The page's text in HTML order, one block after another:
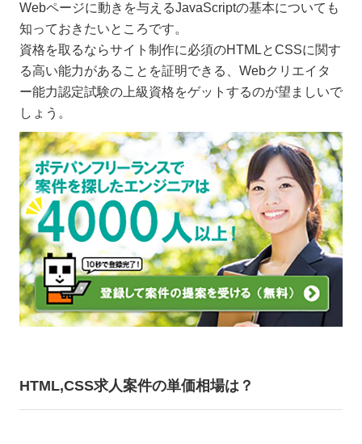
Webページに動きを与えるJavaScriptの基本についても
知っておきたいところです。
資格を取るならサイト制作に必須のHTMLとCSSに関す
る高い能力があることを証明できる、Webクリエイタ
ー能力認定試験の上級資格をゲットするのが望ましいで
しょう。
HTML,CSS求人案件の単価相場は？